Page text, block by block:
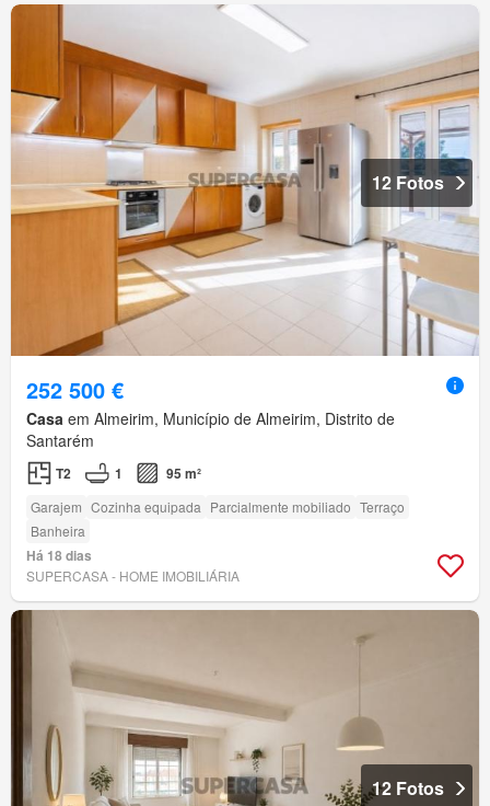
12 Fotos
252 500 €
Casa em Almeirim, Município de Almeirim, Distrito de
Santarém
T2 1 95 m²
Garajem Cozinha equipada Parcialmente mobiliado Terraço
Banheira
Há 18 dias
SUPERCASA - HOME IMOBILIÁRIA
12 Fotos